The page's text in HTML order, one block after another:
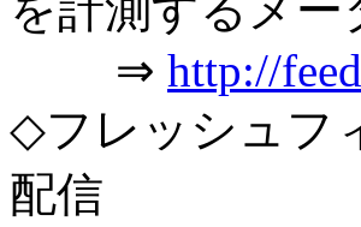
を計測するメー
⇒ http://
◇フレッシュフ
配信